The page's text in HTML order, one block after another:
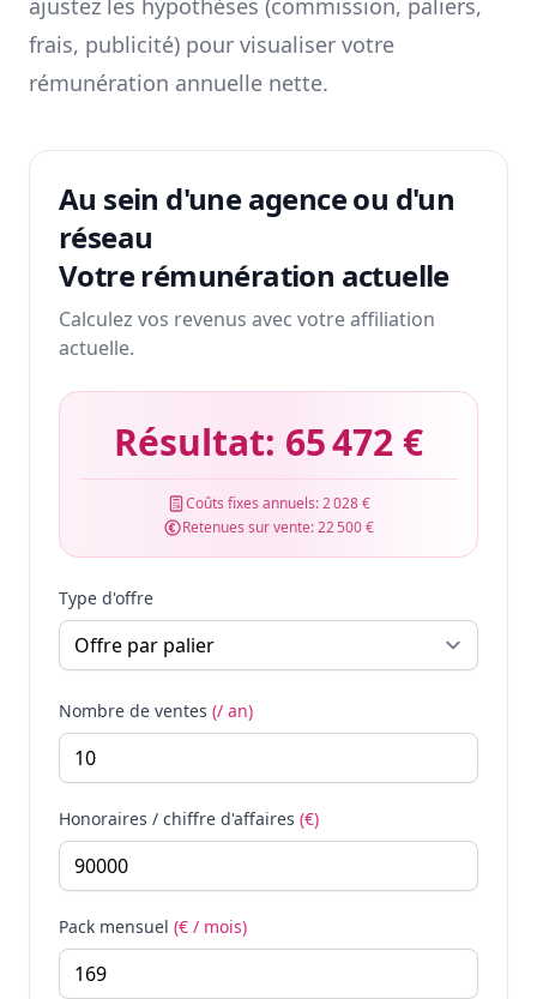
ajustez les hypothèses (commission, paliers,
frais, publicité) pour visualiser votre
rémunération annuelle nette.
Au sein d'une agence ou d'un
réseau
Votre rémunération actuelle
Calculez vos revenus avec votre affiliation
actuelle.
Résultat: 65 472 €
Coûts fixes annuels:2 028 €
Retenues sur vente:22 500 €
Type d'offre
Nombre de ventes (/ an)
Honoraires / chiffre d'affaires (€)
Pack mensuel (€ / mois)